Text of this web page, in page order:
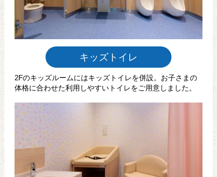
キッズトイレ
2Fのキッズルームにはキッズトイレを併設。お子さまの
体格に合わせた利用しやすいトイレをご用意しました。